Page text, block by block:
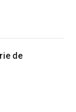
de